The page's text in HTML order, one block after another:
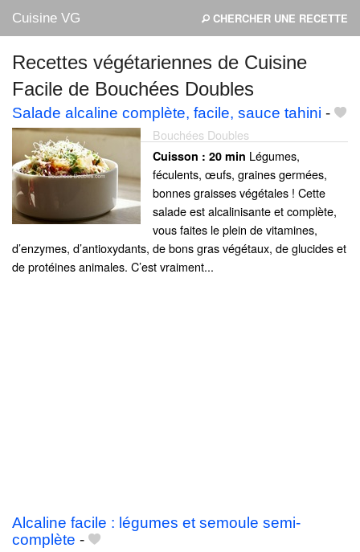
Cuisine VG CHERCHER UNE RECETTE
Recettes végétariennes de Cuisine
Facile de Bouchées Doubles
Salade alcaline complète, facile, sauce tahini -
Bouchées Doubles
Cuisson : 20 min Légumes,
féculents, œufs, graines germées,
bonnes graisses végétales ! Cette
salade est alcalinisante et complète,
vous faites le plein de vitamines,
d’enzymes, d’antioxydants, de bons gras végétaux, de glucides et
de protéines animales. C’est vraiment...
Alcaline facile : légumes et semoule semi-
complète -